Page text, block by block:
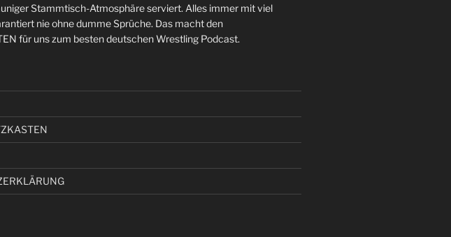
Stammtisch-Atmosphäre serviert. Alles immer mit viel
nie ohne dumme Sprüche. Das macht den
für uns zum besten deutschen Wrestling Podcast.